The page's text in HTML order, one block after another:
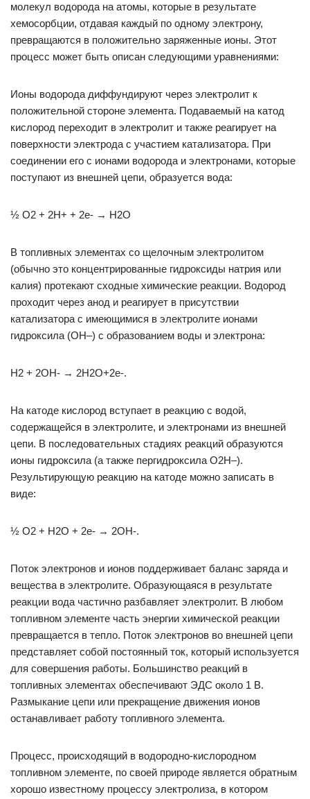
молекул водорода на атомы, которые в результате
хемосорбции, отдавая каждый по одному электрону,
превращаются в положительно заряженные ионы. Этот
процесс может быть описан следующими уравнениями:
Ионы водорода диффундируют через электролит к
положительной стороне элемента. Подаваемый на катод
кислород переходит в электролит и также реагирует на
поверхности электрода с участием катализатора. При
соединении его с ионами водорода и электронами, которые
поступают из внешней цепи, образуется вода:
½ O2 + 2H+ + 2e- → H2O
В топливных элементах со щелочным электролитом
(обычно это концентрированные гидроксиды натрия или
калия) протекают сходные химические реакции. Водород
проходит через анод и реагирует в присутствии
катализатора с имеющимися в электролите ионами
гидроксила (OH–) с образованием воды и электрона:
H2 + 2OH- → 2H2O+2e-.
На катоде кислород вступает в реакцию с водой,
содержащейся в электролите, и электронами из внешней
цепи. В последовательных стадиях реакций образуются
ионы гидроксила (а также пергидроксила O2H–).
Результирующую реакцию на катоде можно записать в
виде:
½ O2 + H2O + 2e- → 2OH-.
Поток электронов и ионов поддерживает баланс заряда и
вещества в электролите. Образующаяся в результате
реакции вода частично разбавляет электролит. В любом
топливном элементе часть энергии химической реакции
превращается в тепло. Поток электронов во внешней цепи
представляет собой постоянный ток, который используется
для совершения работы. Большинство реакций в
топливных элементах обеспечивают ЭДС около 1 В.
Размыкание цепи или прекращение движения ионов
останавливает работу топливного элемента.
Процесс, происходящий в водородно-кислородном
топливном элементе, по своей природе является обратным
хорошо известному процессу электролиза, в котором